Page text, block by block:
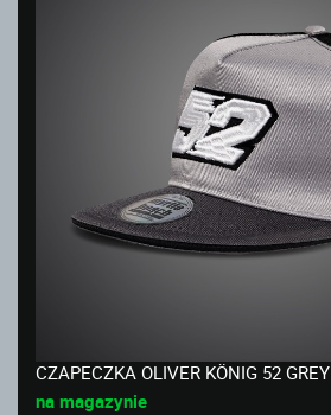
CZAPECZKA OLIVER KÖNIG 52 GREY
na magazynie